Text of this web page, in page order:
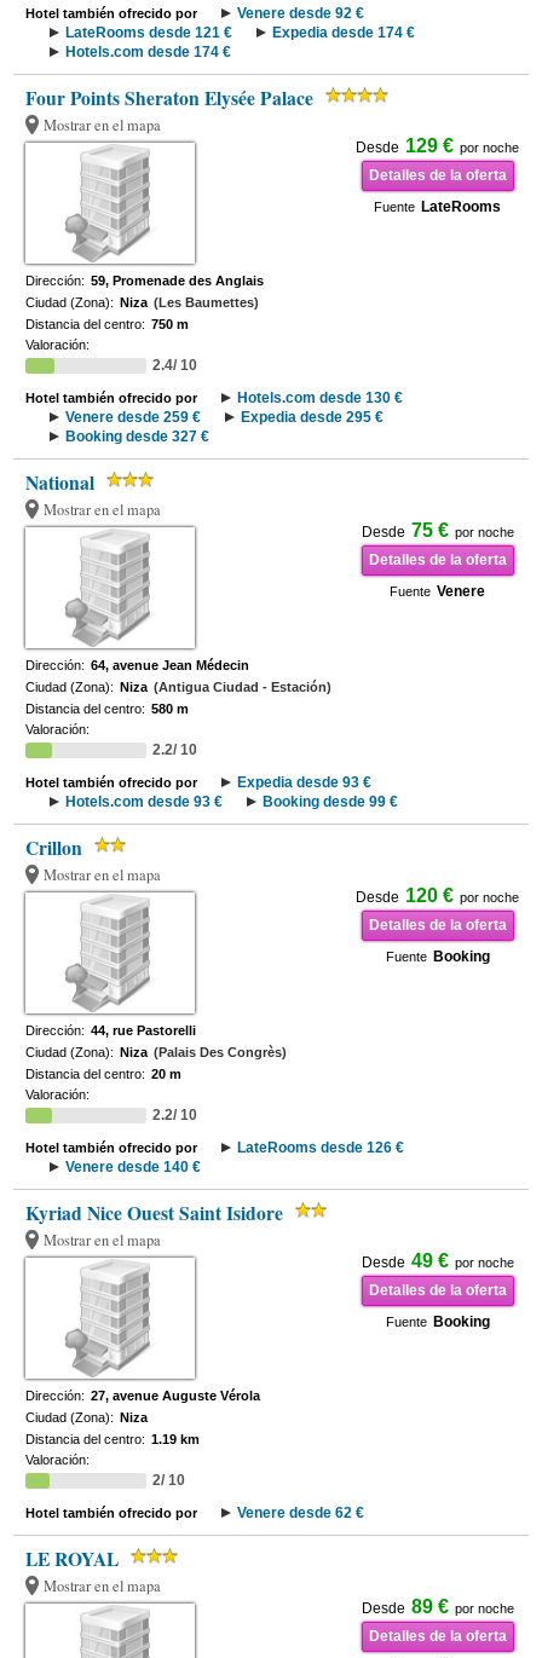
Hotel también ofrecido por
Venere desde 92 €
LateRooms desde 121 €
Expedia desde 174 €
Hotels.com desde 174 €
Four Points Sheraton Elysée Palace
Mostrar en el mapa
Desde 129 € por noche
Detalles de la oferta
Fuente LateRooms
Dirección: 59, Promenade des Anglais
Ciudad (Zona): Niza (Les Baumettes)
Distancia del centro: 750 m
Valoración:
2.4/ 10
Hotel también ofrecido por
Hotels.com desde 130 €
Venere desde 259 €
Expedia desde 295 €
Booking desde 327 €
National
Mostrar en el mapa
Desde 75 € por noche
Detalles de la oferta
Fuente Venere
Dirección: 64, avenue Jean Médecin
Ciudad (Zona): Niza (Antigua Ciudad - Estación)
Distancia del centro: 580 m
Valoración:
2.2/ 10
Hotel también ofrecido por
Expedia desde 93 €
Hotels.com desde 93 €
Booking desde 99 €
Crillon
Mostrar en el mapa
Desde 120 € por noche
Detalles de la oferta
Fuente Booking
Dirección: 44, rue Pastorelli
Ciudad (Zona): Niza (Palais Des Congrès)
Distancia del centro: 20 m
Valoración:
2.2/ 10
Hotel también ofrecido por
LateRooms desde 126 €
Venere desde 140 €
Kyriad Nice Ouest Saint Isidore
Mostrar en el mapa
Desde 49 € por noche
Detalles de la oferta
Fuente Booking
Dirección: 27, avenue Auguste Vérola
Ciudad (Zona): Niza
Distancia del centro: 1.19 km
Valoración:
2/ 10
Hotel también ofrecido por Venere desde 62 €
LE ROYAL
Mostrar en el mapa
Desde 89 € por noche
Detalles de la oferta